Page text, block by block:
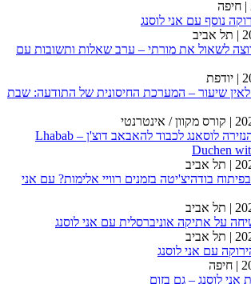
| חיפה
נוסף עם אני לוסנג
| תל אביב
לשאול את מורתי – ערב שאלות ותשובות עם
| יודפת
שיעור – המערכת החיסונית של התודעה: שבת
| קורס מקוון / אינטרנטי
יום תרגול עם הנזירה לוסאנג לכבוד להאבאב דוצ'ן – Lhabab
Duchen
| תל אביב
בודהיצ'יטה בזמנים רוויי אלימות? עם אני
| תל אביב
על אתיקה אוניברסלית עם אני לוסנג
| תל אביב
עם אני לוסנג
| חיפה
אני לוסנג – גם בזום